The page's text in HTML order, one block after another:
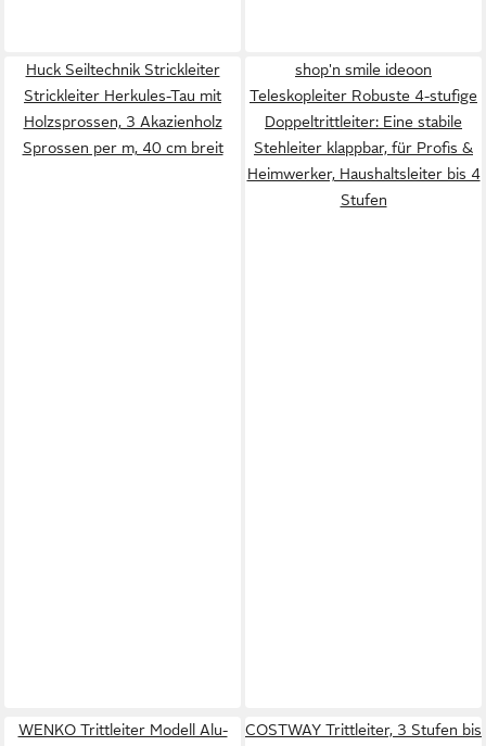
Huck Seiltechnik Strickleiter
Strickleiter Herkules-Tau mit
Holzsprossen, 3 Akazienholz
Sprossen per m, 40 cm breit
shop'n smile ideoon
Teleskopleiter Robuste 4-stufige
Doppeltrittleiter: Eine stabile
Stehleiter klappbar, für Profis &
Heimwerker, Haushaltsleiter bis 4
Stufen
WENKO Trittleiter Modell Alu-
COSTWAY Trittleiter, 3 Stufen bis